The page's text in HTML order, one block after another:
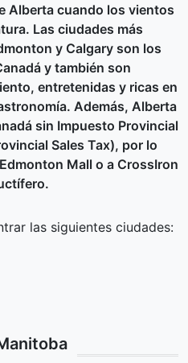
Alberta cuando los vientos
Las ciudades más
y Calgary son los
y también son
entretenidas y ricas en
Además, Alberta
sin Impuesto Provincial
Sales Tax), por lo
Mall o a CrossIron
las siguientes ciudades: